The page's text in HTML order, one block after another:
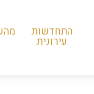
התחדשות
עירונית